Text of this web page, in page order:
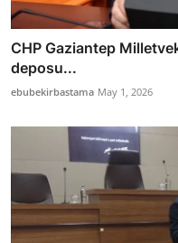
CHP Gaziantep
deposu...
ebubekirbastama May 1, 2026